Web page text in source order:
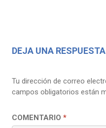
DEJA UNA RESPUESTA
Tu dirección de correo
campos obligatorios están
COMENTARIO *